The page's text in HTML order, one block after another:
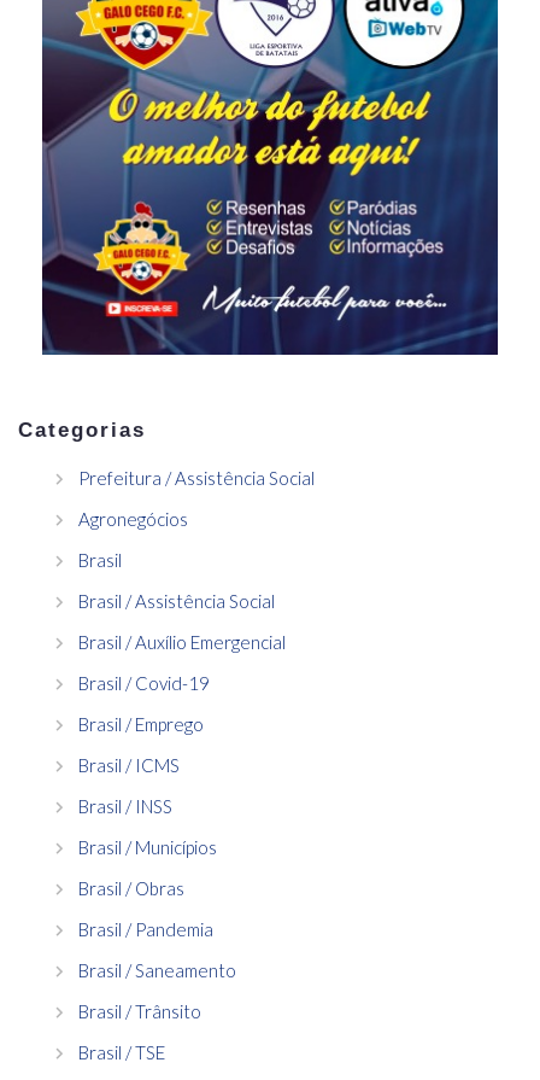
Categorias
Prefeitura / Assistência Social
Agronegócios
Brasil
Brasil / Assistência Social
Brasil / Auxílio Emergencial
Brasil / Covid-19
Brasil / Emprego
Brasil / ICMS
Brasil / INSS
Brasil / Municípios
Brasil / Obras
Brasil / Pandemia
Brasil / Saneamento
Brasil / Trânsito
Brasil / TSE